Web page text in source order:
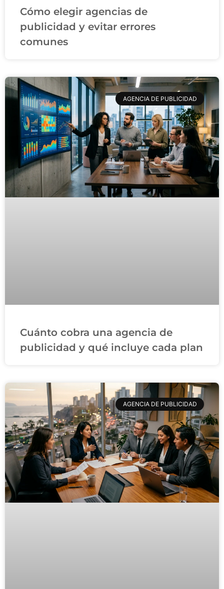
Cómo elegir agencias de
publicidad y evitar errores
comunes
AGENCIA DE PUBLICIDAD
Cuánto cobra una agencia de
publicidad y qué incluye cada plan
AGENCIA DE PUBLICIDAD